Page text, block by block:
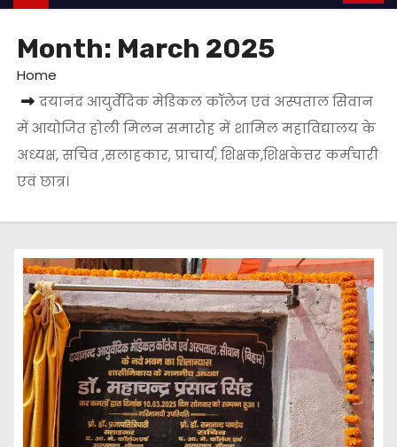
Month: March 2025
Home
दयानंद आयुर्वेदिक मेडिकल कॉलेज एवं अस्पताल सिवान
में आयोजित होली मिलन समारोह में शामिल महाविद्यालय के
अध्यक्ष, सचिव ,सलाहकार, प्राचार्य, शिक्षक,शिक्षकेत्तर कर्मचारी
एवं छात्र।